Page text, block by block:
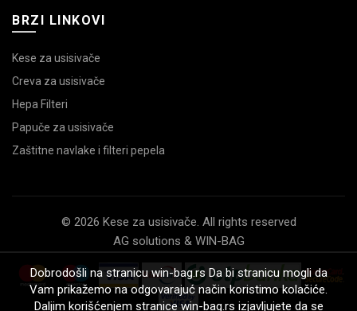
BRZI LINKOVI
Kese za usisivače
Creva za usisivače
Hepa Filteri
Papuče za usisivače
Zaštitne navlake i filteri pepela
© 2026 Kese za usisivače. All rights reserved
AG solutions & WIN-BAG
Dobrodošli na stranicu win-bag.rs Da bi stranicu mogli da
Vam prikažemo na odgovarajuć način koristimo kolačiće.
Daljim korišćenjem stranice win-bag.rs izjavljujete da se